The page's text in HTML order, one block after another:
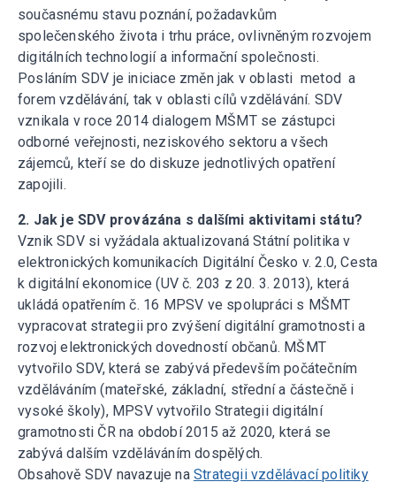
současnému stavu poznání, požadavkům
společenského života i trhu práce, ovlivněným rozvojem
digitálních technologií a informační společnosti.
Posláním SDV je iniciace změn jak v oblasti metod a
forem vzdělávání, tak v oblasti cílů vzdělávání. SDV
vznikala v roce 2014 dialogem MŠMT se zástupci
odborné veřejnosti, neziskového sektoru a všech
zájemců, kteří se do diskuze jednotlivých opatření
zapojili.
2. Jak je SDV provázána s dalšími aktivitami státu?
Vznik SDV si vyžádala aktualizovaná Státní politika v
elektronických komunikacích Digitální Česko v. 2.0, Cesta
k digitální ekonomice (UV č. 203 z 20. 3. 2013), která
ukládá opatřením č. 16 MPSV ve spolupráci s MŠMT
vypracovat strategii pro zvýšení digitální gramotnosti a
rozvoj elektronických dovedností občanů. MŠMT
vytvořilo SDV, která se zabývá především počátečním
vzděláváním (mateřské, základní, střední a částečně i
vysoké školy), MPSV vytvořilo Strategii digitální
gramotnosti ČR na období 2015 až 2020, která se
zabývá dalším vzděláváním dospělých.
Obsahově SDV navazuje na Strategii vzdělávací politiky